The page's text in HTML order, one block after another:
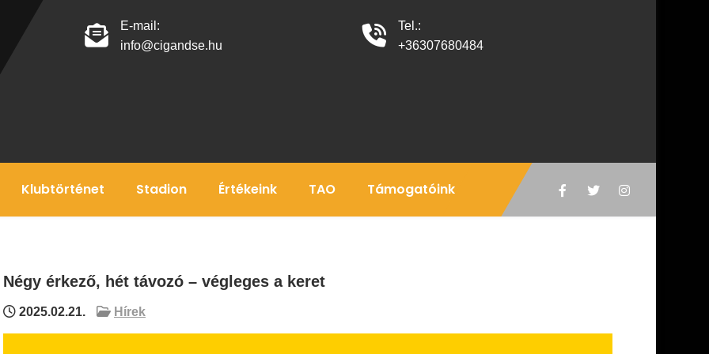
E-mail:
info@cigandse.hu
Tel.:
+36307680484
Klubtörténet Stadion Értékeink TAO Támogatóink
Négy érkező, hét távozó – végleges a keret
2025.02.21. Hírek